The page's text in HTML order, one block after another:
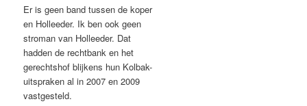
Er is geen band tussen de koper
en Holleeder. Ik ben ook geen
stroman van Holleeder. Dat
hadden de rechtbank en het
gerechtshof blijkens hun Kolbak-
uitspraken al in 2007 en 2009
vastgesteld.